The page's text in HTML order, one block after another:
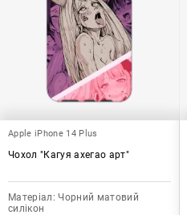
Apple iPhone 14 Plus
Чохол "Кагуя ахегао арт"
Матеріал: Чорний матовий
силікон